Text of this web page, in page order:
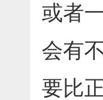
或者
会有
要比